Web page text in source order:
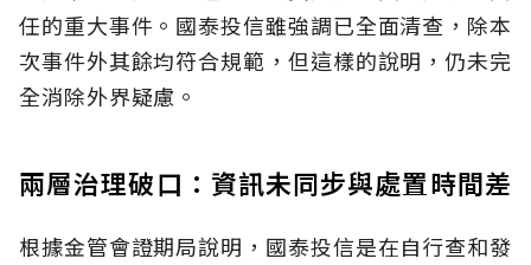
任的重大事件。國泰投信雖強調已全面清查，除本
次事件外其餘均符合規範，但這樣的說明，仍未完
全消除外界疑慮。
兩層治理破口：資訊未同步與處置時間差
根據金管會證期局說明，國泰投信是在自行查和發